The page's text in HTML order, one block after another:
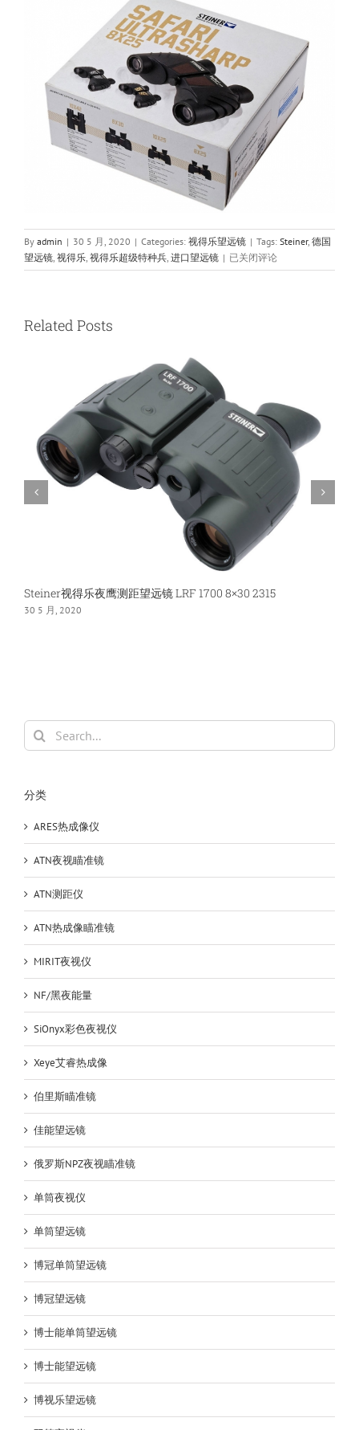
By admin | 30 5 月, 2020 | Categories: 视得乐望远镜 | Tags: Steiner, 德国
望远镜, 视得乐, 视得乐超级特种兵, 进口望远镜 | Steiner
视
家-
迷
你
保
2332
Safari
UltraSharp
已关闭评论
Related Posts
Steiner视得乐夜鹰测距望远镜 LRF 1700 8×30 2315
30 5 月, 2020
Search
for:
分类
ARES热成像仪
ATN夜视瞄准镜
ATN测距仪
ATN热成像瞄准镜
MIRIT夜视仪
NF/黑夜能量
SiOnyx彩色夜视仪
Xeye艾睿热成像
伯里斯瞄准镜
佳能望远镜
俄罗斯NPZ夜视瞄准镜
单筒夜视仪
单筒望远镜
博冠单筒望远镜
博冠望远镜
博士能单筒望远镜
博士能望远镜
博视乐望远镜